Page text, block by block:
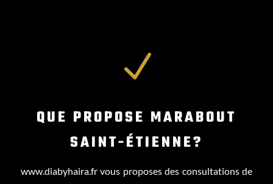
N
QUE PROPOSE MARABOUT
SAINT-ÉTIENNE?
www.diabyhaira.frvous proposes des consultations de